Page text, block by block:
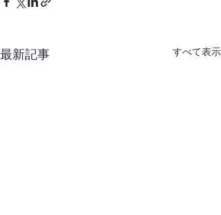
最新記事 すべて表示